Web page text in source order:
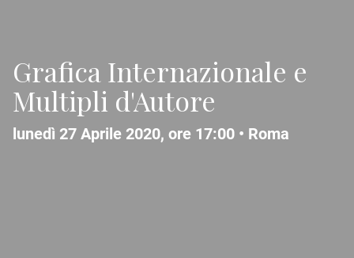
Grafica Internazionale e
Multipli d'Autore
lunedì 27 Aprile 2020, ore 17:00 • Roma